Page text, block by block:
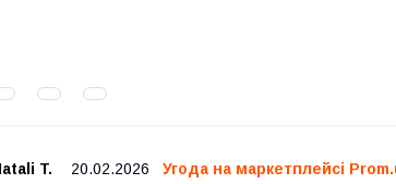
T. 20.02.2026 Угода на маркетплейсі